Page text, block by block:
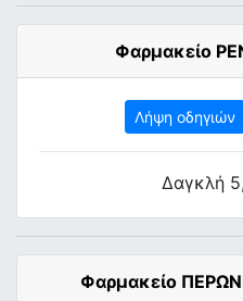
Φαρμακείο
Λήψη οδηγιών
Δαγκλή
Φαρμακείο